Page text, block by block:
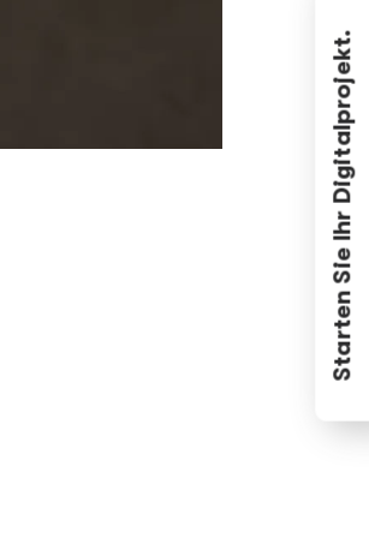
Starten Sie Ihr Digitalprojekt.